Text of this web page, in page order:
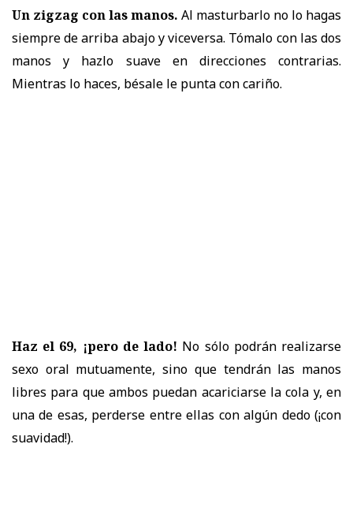
Un zigzag con las manos. Al masturbarlo no lo hagas
siempre de arriba abajo y viceversa. Tómalo con las dos
manos y hazlo suave en direcciones contrarias.
Mientras lo haces, bésale le punta con cariño.
Haz el 69, ¡pero de lado! No sólo podrán realizarse
sexo oral mutuamente, sino que tendrán las manos
libres para que ambos puedan acariciarse la cola y, en
una de esas, perderse entre ellas con algún dedo (¡con
suavidad!).